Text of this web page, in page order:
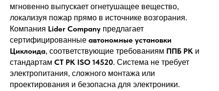
мгновенно выпускает огнетушащее вещество,
локализуя пожар прямо в источнике возгорания.
Компания Lider Company предлагает
сертифицированные автономные установки
Циклоида, соответствующие требованиям ППБ РК и
стандартам СТ РК ISO 14520. Система не требует
электропитания, сложного монтажа или
проектирования и безопасна для электроники.